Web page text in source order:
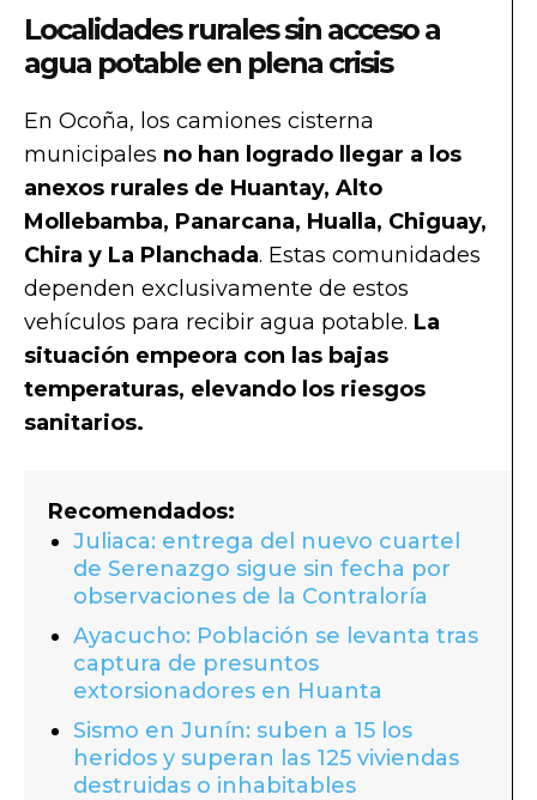
Localidades rurales sin acceso a
agua potable en plena crisis
En Ocoña, los camiones cisterna
municipales no han logrado llegar a los
anexos rurales de Huantay, Alto
Mollebamba, Panarcana, Hualla, Chiguay,
Chira y La Planchada. Estas comunidades
dependen exclusivamente de estos
vehículos para recibir agua potable. La
situación empeora con las bajas
temperaturas, elevando los riesgos
sanitarios.
Recomendados:
Juliaca: entrega del nuevo cuartel
de Serenazgo sigue sin fecha por
observaciones de la Contraloría
Ayacucho: Población se levanta tras
captura de presuntos
extorsionadores en Huanta
Sismo en Junín: suben a 15 los
heridos y superan las 125 viviendas
destruidas o inhabitables